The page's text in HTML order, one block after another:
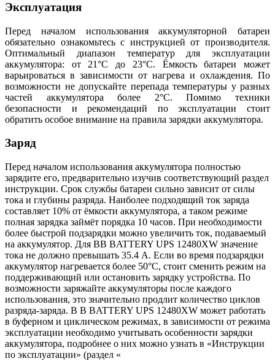
Эксплуатация
Перед началом использования аккумуляторной батареи
обязательно ознакомьтесь с инструкцией от производителя.
Оптимальный диапазон температур для эксплуатации
аккумулятора: от 21°С до 23°С. Ёмкость батареи может
варьироваться в зависимости от нагрева и охлаждения. По
возможности не допускайте перепада температуры у разных
частей аккумулятора более 2°С. Помимо техники
безопасности и рекомендаций по эксплуатации стоит
обратить особое внимание на правила зарядки аккумулятора.
Заряд
Перед началом использования аккумулятора полностью
зарядите его, предварительно изучив соответствующий раздел
инструкции. Срок службы батареи сильно зависит от силы
тока и глубины разряда. Наиболее подходящий ток заряда
составляет 10% от ёмкости аккумулятора, а таком режиме
полная зарядка займёт порядка 10 часов. При необходимости
более быстрой подзарядки можно увеличить ток, подаваемый
на аккумулятор. Для BB BATTERY UPS 12480XW значение
тока не должно превышать 35.4 А. Если во время подзарядки
аккумулятор нагревается более 50°С, стоит сменить режим на
поддерживающий или остановить зарядку устройства. По
возможности заряжайте аккумуляторы после каждого
использования, это значительно продлит количество циклов
разряда-заряда. B B BATTERY UPS 12480XW может работать
в буферном и циклическом режимах, в зависимости от режима
эксплуатации необходимо учитывать особенности зарядки
аккумулятора, подробнее о них можно узнать в «Инструкции
по эксплуатации» (раздел «